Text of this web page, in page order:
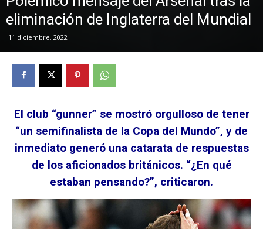
eliminación de Inglaterra del Mundial
11 diciembre, 2022
El club “gunner” se mostró orgulloso de tener
“un semifinalista de la Copa del Mundo”, y de
inmediato generó una catarata de respuestas
de los aficionados británicos. “¿En qué
estaban pensando?”, criticaron.